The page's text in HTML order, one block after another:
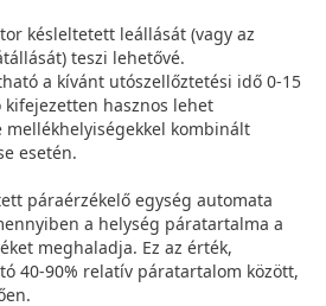
késleltetett leállását (vagy az
teszi lehetővé.
a kívánt utószellőztetési idő 0-15
kifejezetten hasznos lehet
kombinált
esetén.
páraérzékelő egység automata
a helység páratartalma a
meghaladja. Ez az érték,
40-90% relatív páratartalom között,